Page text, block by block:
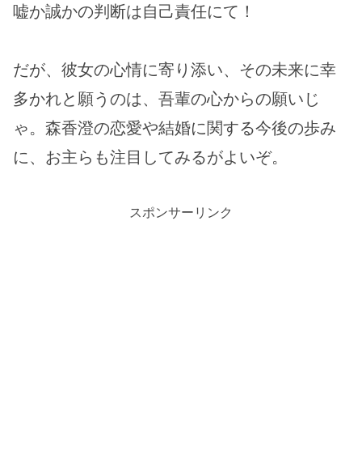
嘘か誠かの判断は自己責任にて！
だが、彼女の心情に寄り添い、その未来に幸
多かれと願うのは、吾輩の心からの願いじ
ゃ。森香澄の恋愛や結婚に関する今後の歩み
に、お主らも注目してみるがよいぞ。
スポンサーリンク